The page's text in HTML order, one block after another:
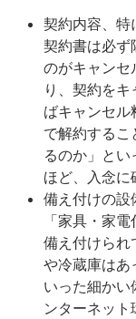
契約内容、特
契約書は必ず
のがキャンセ
り、契約を
ばキャンセル
で解約するこ
るのか」と
ほど、入念に
備え付けの設
「家具・家
備え付けられ
や冷蔵庫はあ
いった細かい
ンターネット